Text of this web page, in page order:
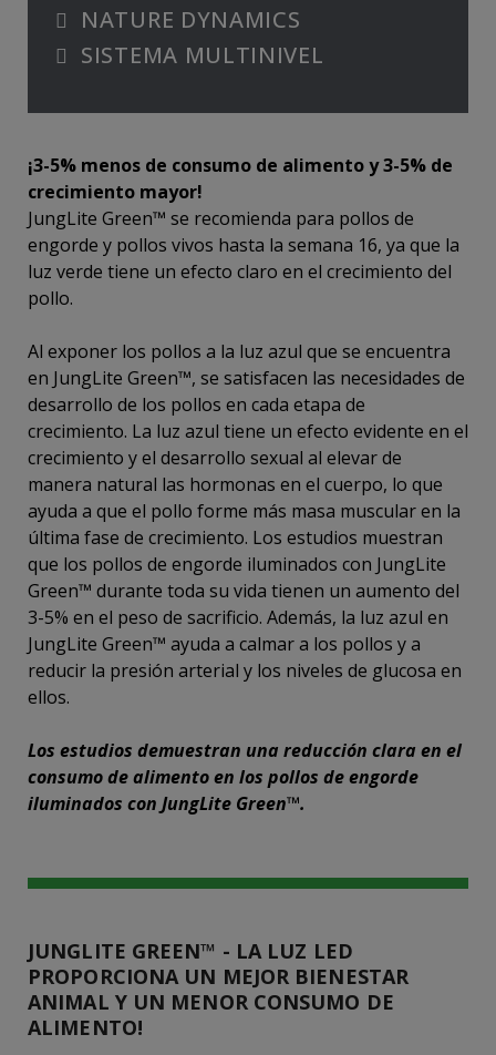
NATURE DYNAMICS
SISTEMA MULTINIVEL
¡3-5% menos de consumo de alimento y 3-5% de
crecimiento mayor!
JungLite Green™ se recomienda para pollos de
engorde y pollos vivos hasta la semana 16, ya que la
luz verde tiene un efecto claro en el crecimiento del
pollo.
Al exponer los pollos a la luz azul que se encuentra
en JungLite Green™, se satisfacen las necesidades de
desarrollo de los pollos en cada etapa de
crecimiento. La luz azul tiene un efecto evidente en el
crecimiento y el desarrollo sexual al elevar de
manera natural las hormonas en el cuerpo, lo que
ayuda a que el pollo forme más masa muscular en la
última fase de crecimiento. Los estudios muestran
que los pollos de engorde iluminados con JungLite
Green™ durante toda su vida tienen un aumento del
3-5% en el peso de sacrificio. Además, la luz azul en
JungLite Green™ ayuda a calmar a los pollos y a
reducir la presión arterial y los niveles de glucosa en
ellos.
Los estudios demuestran una reducción clara en el
consumo de alimento en los pollos de engorde
iluminados con JungLite Green™.
JUNGLITE GREEN™ - LA LUZ LED
PROPORCIONA UN MEJOR BIENESTAR
ANIMAL Y UN MENOR CONSUMO DE
ALIMENTO!